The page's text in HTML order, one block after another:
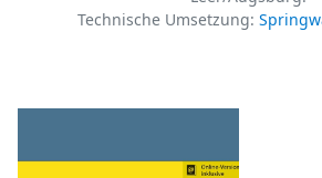
Technische Umsetzung: